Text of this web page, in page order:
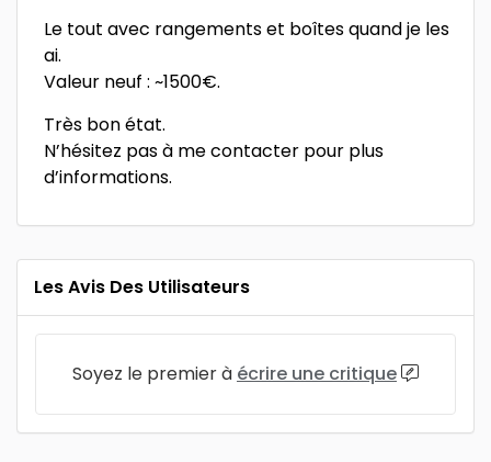
Le tout avec rangements et boîtes quand je les
ai.
Valeur neuf : ~1500€.
Très bon état.
N’hésitez pas à me contacter pour plus
d’informations.
Les Avis Des Utilisateurs
Soyez le premier à écrire une critique